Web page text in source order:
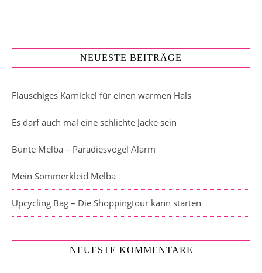
NEUESTE BEITRÄGE
Flauschiges Karnickel für einen warmen Hals
Es darf auch mal eine schlichte Jacke sein
Bunte Melba – Paradiesvogel Alarm
Mein Sommerkleid Melba
Upcycling Bag – Die Shoppingtour kann starten
NEUESTE KOMMENTARE